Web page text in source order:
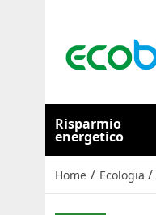
Risparmio
energetico
Home / Ecologia /